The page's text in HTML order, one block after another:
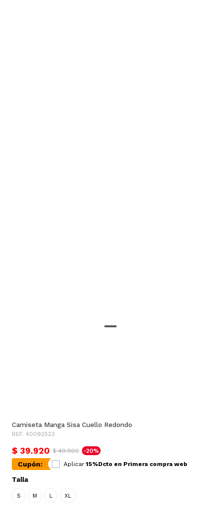
Camiseta Manga Sisa Cuello Redondo
REF. 40092523
$ 39.920 $ 49.900 -20%
Cupón: Aplicar 15%Dcto en Primera compra web
Talla
S M L XL